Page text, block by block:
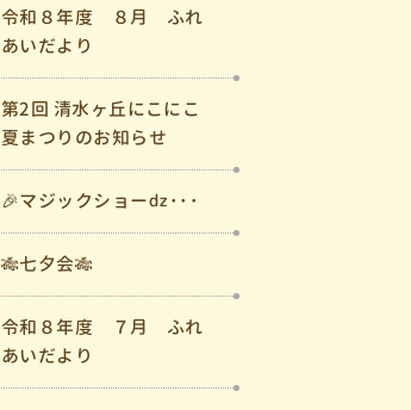
令和８年度 ８月 ふれ
あいだより
第2回 清水ヶ丘にこにこ
夏まつりのお知らせ
🎉マジックショーǳ･･･
🎋七夕会🎋
令和８年度 ７月 ふれ
あいだより